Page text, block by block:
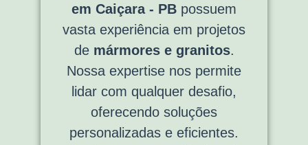
em Caiçara - PB possuem
vasta experiência em projetos
de mármores e granitos.
Nossa expertise nos permite
lidar com qualquer desafio,
oferecendo soluções
personalizadas e eficientes.